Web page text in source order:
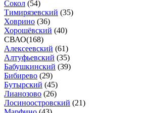
Сокол (54)
Тимирязевский (35)
Ховрино (36)
Хорошёвский (40)
СВАО(168)
Алексеевский (61)
Алтуфьевский (35)
Бабушкинский (39)
Бибирево (29)
Бутырский (45)
Лианозово (26)
Лосиноостровский (21)